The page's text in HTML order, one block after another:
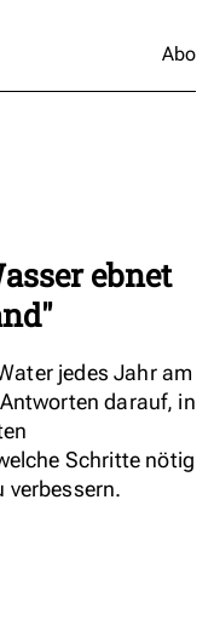
Abo
ebnet
jedes Jahr am
darauf, in
Schritte nötig
verbessern.